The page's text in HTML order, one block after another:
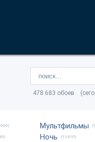
478.683 обоев
Мультфильмы
Ночь (12410)